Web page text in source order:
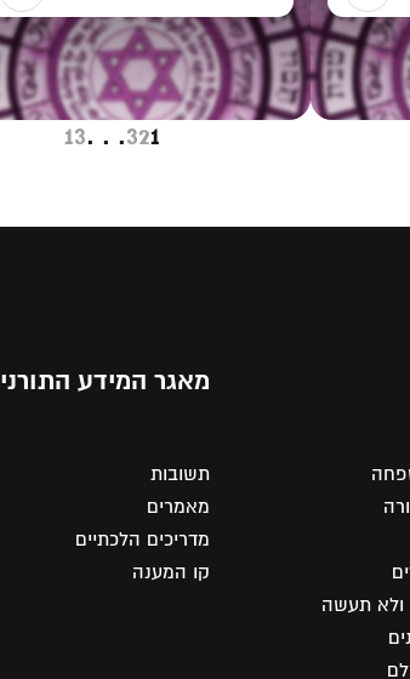
1
2
3
. . .
13
תעשה
מאגר המידע התורני
תשובות
מאמרים
מדריכים הלכתיים
קו המענה